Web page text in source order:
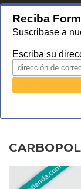
MENU
Catálogo
modificadores
POLYMER [100
CARBOPOL R